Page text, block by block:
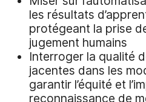
les résultats
protégeant la prise
jugement humains
Interroger la qualité
jacentes dans les
garantir l’équité et
reconnaissance de